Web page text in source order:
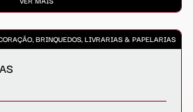
BRINQUEDOS, LIVRARIAS & PAPELARIAS